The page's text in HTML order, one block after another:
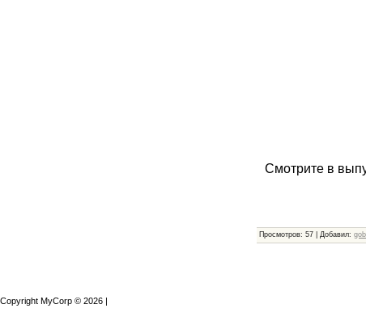
Смотрите в
Просмотров: 57 Добавил:
Copyright MyCorp © 2026 |